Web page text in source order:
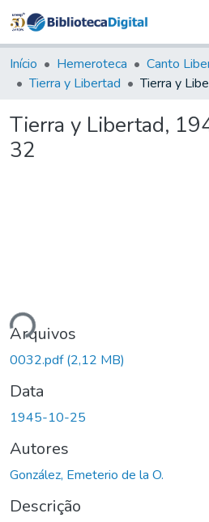
&
Tudo na
Digital
Início Hemeroteca
Tierra y Libertad
Tierra y Libertad,
32
Arquivos
0032.pdf(2,12 MB)
Data
1945-10-25
Autores
González, Emeterio de la O.
Descrição